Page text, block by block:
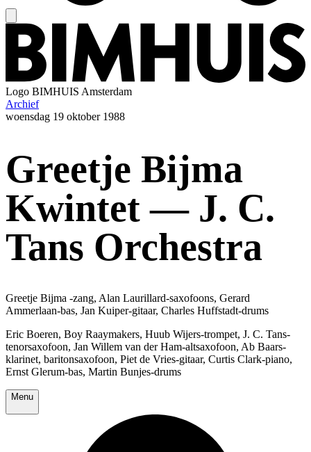
Logo BIMHUIS Amsterdam
Archief
woensdag 19 oktober 1988
Greetje Bijma
Kwintet — J. C.
Tans Orchestra
Greetje Bijma -zang, Alan Laurillard-saxofoons, Gerard
Ammerlaan-bas, Jan Kuiper-gitaar, Charles Huffstadt-drums
Eric Boeren, Boy Raaymakers, Huub Wijers-trompet, J. C. Tans-
tenorsaxofoon, Jan Willem van der Ham-altsaxofoon, Ab Baars-
klarinet, baritonsaxofoon, Piet de Vries-gitaar, Curtis Clark-piano,
Ernst Glerum-bas, Martin Bunjes-drums
Menu